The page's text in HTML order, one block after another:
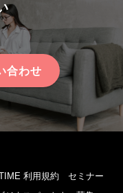
合わせ
利用規約
セミナー